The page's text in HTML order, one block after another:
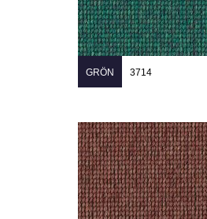
GRÖN 3714